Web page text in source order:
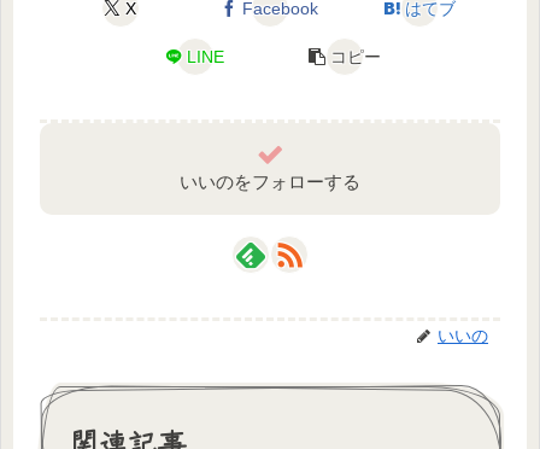
X Facebook はてブ
LINE コピー
いいのをフォローする
いいの